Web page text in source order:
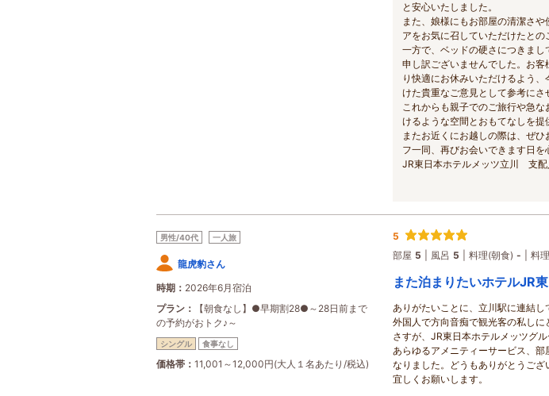
と安心いたしました。
また、娘様にもお部屋の清潔さ
アをお気に召していただけたとの
一方で、ベッドの硬さにつきまし
申し訳ございませんでした。お
り快適にお休みいただけるよう
けた貴重なご意見として参考にさ
これからも親子でのご旅行や急
けるような空間とおもてなしを提
またお近くにお越しの際は、ぜ
フ一同、再びお会いできます日を
JR東日本ホテルメッツ立川 支配
男性/40代 一人旅
龍虎豹さん
時期
2026年6月宿泊
プラン
【朝食なし】●早期割28●～28日前まで
の予約がおトク♪～
シングル 食事なし
価格帯 11,001～12,000円(大人１名あたり/税込)
5
部屋 5 風呂 5 料理(朝食) - 料
また泊まりたいホテルJR
ありがたいことに、立川駅に連結し
外国人で方向音痴で観光客の私しに
さすが、JR東日本ホテルメッツグ
あらゆるアメニティーサービス、
なりました。どうもありがとうござ
宜しくお願いします。